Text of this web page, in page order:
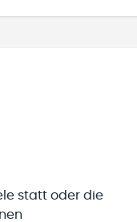
statt oder die